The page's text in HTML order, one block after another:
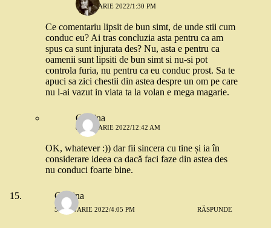
7 IANUARIE 2022/1:30 PM
Ce comentariu lipsit de bun simt, de unde stii cum
conduc eu? Ai tras concluzia asta pentru ca am
spus ca sunt injurata des? Nu, asta e pentru ca
oamenii sunt lipsiti de bun simt si nu-si pot
controla furia, nu pentru ca eu conduc prost. Sa te
apuci sa zici chestii din astea despre un om pe care
nu l-ai vazut in viata ta la volan e mega magarie.
Cristina
8 IANUARIE 2022/12:42 AM
OK, whatever :)) dar fii sincera cu tine și ia în
considerare ideea ca dacă faci faze din astea des
nu conduci foarte bine.
Cristina
5 IANUARIE 2022/4:05 PM RĂSPUNDE